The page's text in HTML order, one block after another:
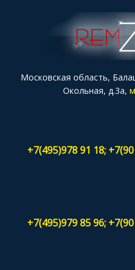
Московская область,
Окольная, д.3а,
+7(495)978 91 18;
+7(495)979 85 96;